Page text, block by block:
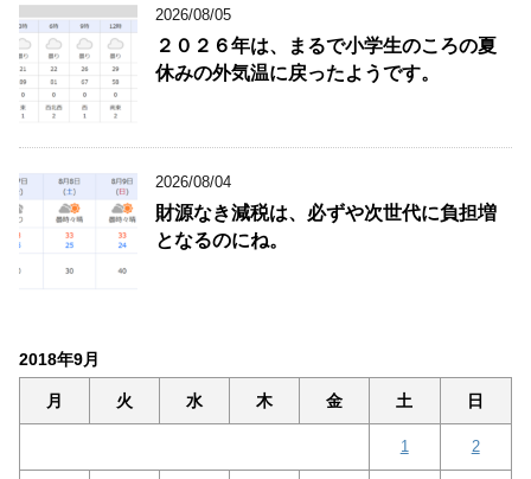
2026/08/05
２０２６年は、まるで小学生のころの夏
休みの外気温に戻ったようです。
2026/08/04
財源なき減税は、必ずや次世代に負担増
となるのにね。
2018年9月
月 火 水 木 金 土 日
1 2